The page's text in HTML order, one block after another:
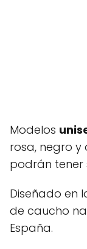
Modelos
rosa, negro y
podrán tener
Diseñado en
de caucho
España.